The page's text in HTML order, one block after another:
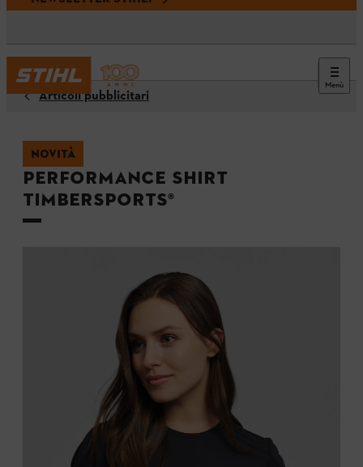
Menù
Articoli pubblicitari
NOVITÀ
Performance shirt
TIMBERSPORTS®